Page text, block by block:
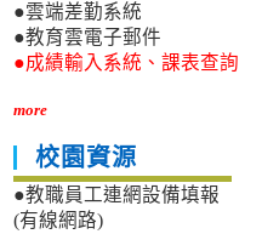
●雲端差勤系統
●教育雲電子郵件
●成績輸入系統、課表查詢
more
校園資源
●教職員工連網設備填報
(有線網路)